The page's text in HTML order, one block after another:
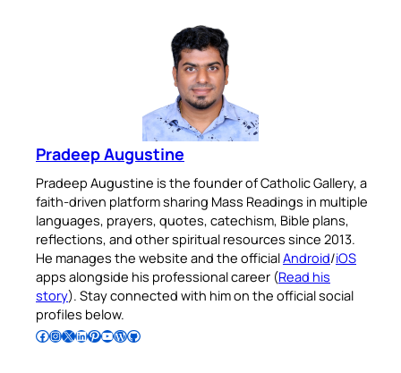
Pradeep Augustine
Pradeep Augustine is the founder of Catholic Gallery, a
faith-driven platform sharing Mass Readings in multiple
languages, prayers, quotes, catechism, Bible plans,
reflections, and other spiritual resources since 2013.
He manages the website and the officialAndroid/iOS
apps alongside his professional career (Read his
story). Stay connected with him on the official social
profiles below.
Follow Pradeep on Facebook Follow Pradeep on InstagramFollow Pradeep on X Follow Pradeep on LinkedIn Follow Pradeep on Pinterest Subscribe to Pradeep’s Youtube Channel Follow Pradeep on WordPress Follow Pradeep on GitHub